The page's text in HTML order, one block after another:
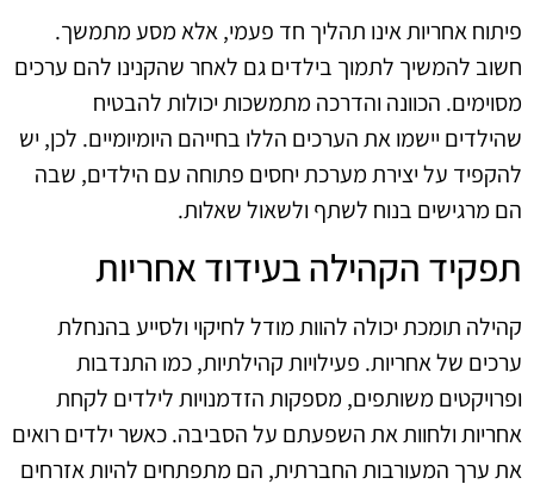
פיתוח אחריות אינו תהליך חד פעמי, אלא מסע מתמשך.
חשוב להמשיך לתמוך בילדים גם לאחר שהקנינו להם ערכים
מסוימים. הכוונה והדרכה מתמשכות יכולות להבטיח
שהילדים יישמו את הערכים הללו בחייהם היומיומיים. לכן, יש
להקפיד על יצירת מערכת יחסים פתוחה עם הילדים, שבה
הם מרגישים בנוח לשתף ולשאול שאלות.
תפקיד הקהילה בעידוד אחריות
קהילה תומכת יכולה להוות מודל לחיקוי ולסייע בהנחלת
ערכים של אחריות. פעילויות קהילתיות, כמו התנדבות
ופרויקטים משותפים, מספקות הזדמנויות לילדים לקחת
אחריות ולחוות את השפעתם על הסביבה. כאשר ילדים רואים
את ערך המעורבות החברתית, הם מתפתחים להיות אזרחים